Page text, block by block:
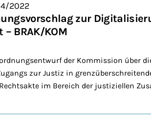
2022
zur
BRAK/KOM
der Kommission über
zur Justiz in
im Bereich der justiziellen